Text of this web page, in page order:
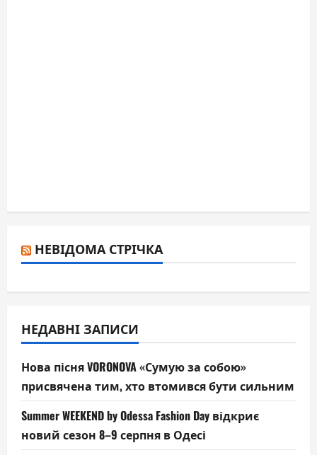
НЕВІДОМА СТРІЧКА
НЕДАВНІ ЗАПИСИ
Нова пісня VORONOVA «Сумую за собою»
присвячена тим, хто втомився бути сильним
Summer WEEKEND by Odessa Fashion Day відкриє
новий сезон 8–9 серпня в Одесі